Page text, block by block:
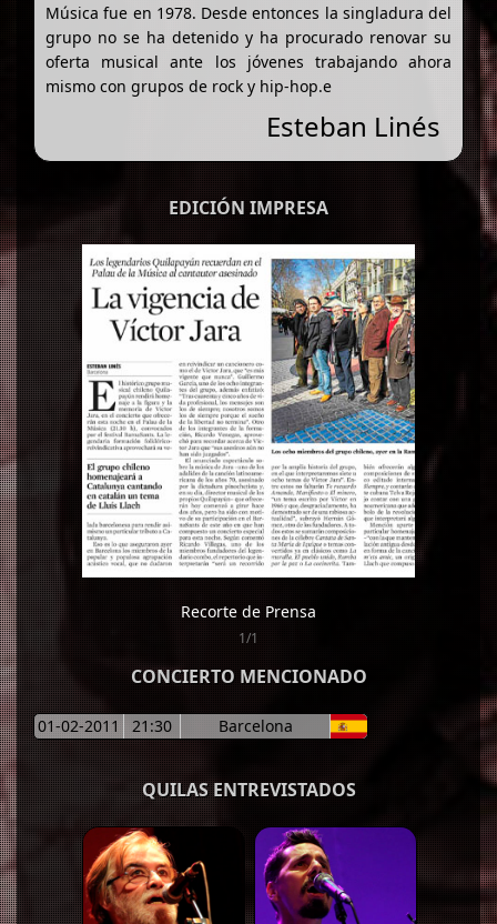
Música fue en 1978. Desde entonces la singladura del
grupo no se ha detenido y ha procurado renovar su
oferta musical ante los jóvenes trabajando ahora
mismo con grupos de rock y hip-hop.e
Esteban Linés
EDICIÓN IMPRESA
Recorte de Prensa
1/1
CONCIERTO MENCIONADO
01-02-2011 21:30 Barcelona
QUILAS ENTREVISTADOS